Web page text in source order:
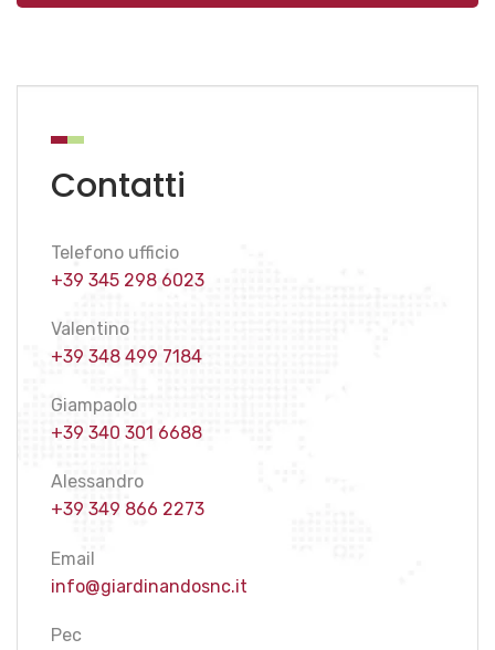
Contatti
Telefono ufficio
+39 345 298 6023
Valentino
+39 348 499 7184
Giampaolo
+39 340 301 6688
Alessandro
+39 349 866 2273
Email
info@giardinandosnc.it
Pec